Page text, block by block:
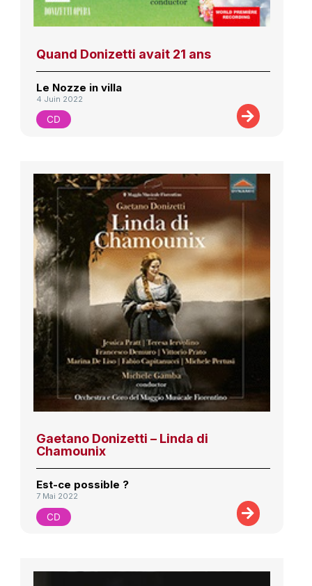
Quand Donizetti avait 21 ans
Le Nozze in villa
4 Juin 2022
CD
Gaetano Donizetti – Linda di
Chamounix
Est-ce possible ?
7 Mai 2022
CD